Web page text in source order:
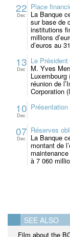
22
Dec
Place
La Banque
sur base de
institutions
millions
d’euros au
13
Dec
Le
M. Yves
réunion de
Corporation
10
Dec
07
Dec
Réserves
La Banque
montant de
à 7 060
SEE ALSO
Film about the